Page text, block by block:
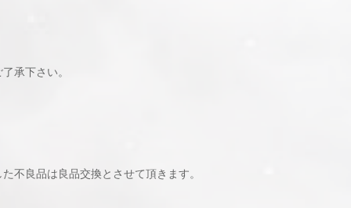
承下さい。
不良品は良品交換とさせて頂きます。